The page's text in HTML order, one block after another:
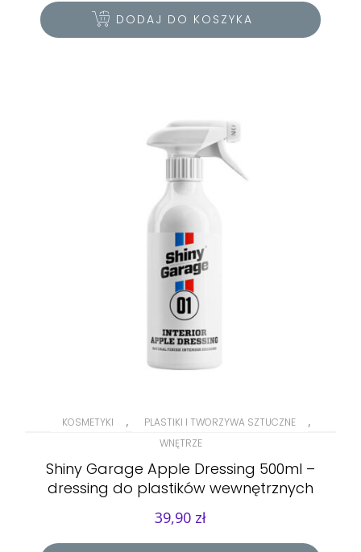
DODAJ DO KOSZYKA
KOSMETYKI , PLASTIKI I TWORZYWA SZTUCZNE ,
WNĘTRZE
Shiny Garage Apple Dressing 500ml –
dressing do plastików wewnętrznych
39,90 zł